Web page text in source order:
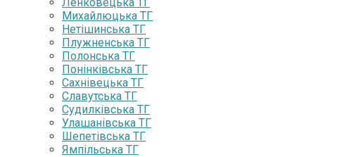
Михайлюцька ТГ
Нетішинська ТГ
Плужненська ТГ
Полонська ТГ
Понінківська ТГ
Сахнівецька ТГ
Славутська ТГ
Судилківська ТГ
Улашанівська ТГ
Шепетівська ТГ
Ямпільська ТГ